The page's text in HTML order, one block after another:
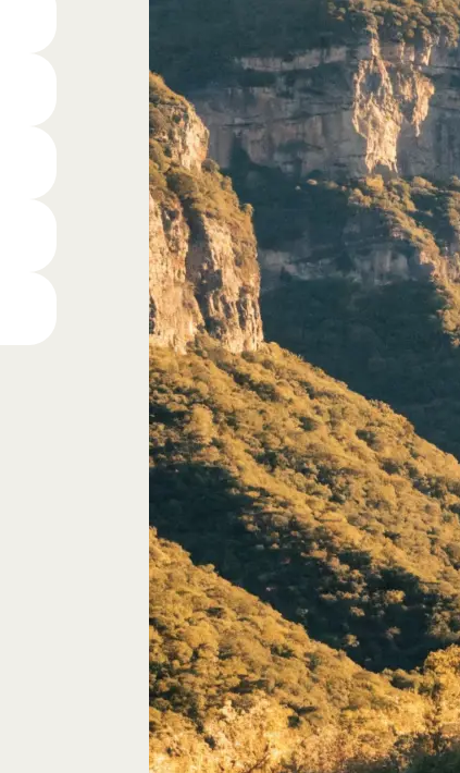
Autos, die im
Car-Videos